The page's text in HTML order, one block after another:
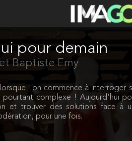
pour demain
Baptiste Emy
l'on commence à interroger
complexe ! Aujourd'hui
et trouver des solutions face à
pour une fois.